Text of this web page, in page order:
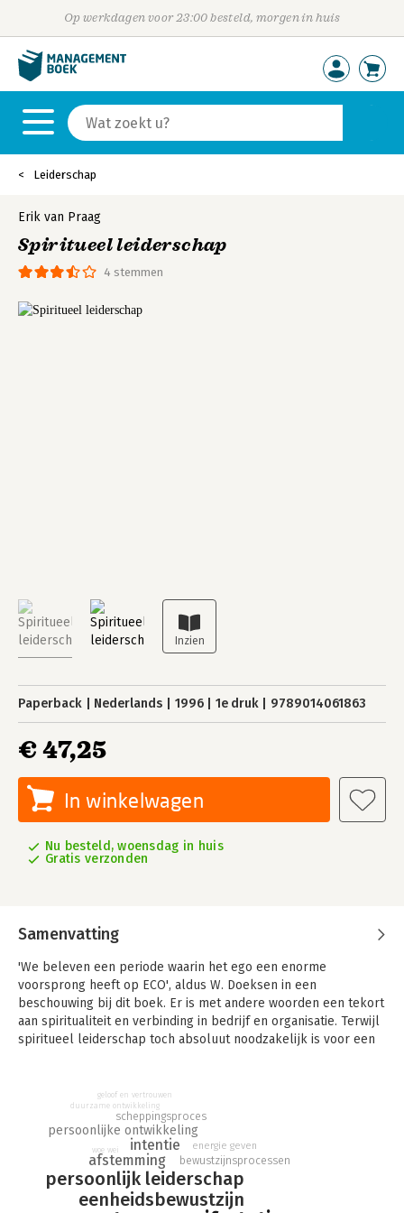
Op werkdagen voor 23:00 besteld, morgen in huis
Leiderschap
4 stemmen
Erik van Praag
Spiritueel leiderschap
Paperback Nederlands 1996 1e druk 9789014061863
€ 47,25
In winkelwagen
Nu besteld, woensdag in huis
Gratis verzonden
Samenvatting
'We beleven een periode waarin het ego een enorme
voorsprong heeft op ECO', aldus W. Doeksen in een
beschouwing bij dit boek. Er is met andere woorden een tekort
aan spiritualiteit en verbinding in bedrijf en organisatie. Terwijl
spiritueel leiderschap toch absoluut noodzakelijk is voor een
ondernemers, managers, bestuurders, politici en voorts voor
iedereen die zich bewust wil worden van de invloed die hij
heeft op en ondergaat in zijn (werk)situatie. Het boek biedt
een nieuwe kijk op de werkelijkheid en draagt daarnaast een
aantal inzichten aan uit de traditionele wijsheidsliteratuur, die
voor ons allemaal voor het grijpen liggen, maar waaraan we
gemakkelijk voorbij lopen. Verder geeft het een aantal
eenheidsbewustzijn
persoonlijk leiderschap
afstemming
intentie
persoonlijke ontwikkeling
scheppingsproces
bewustzijnsprocessen
energie geven
woe wei
duurzame ontwikkeling
geloof en vertrouwen